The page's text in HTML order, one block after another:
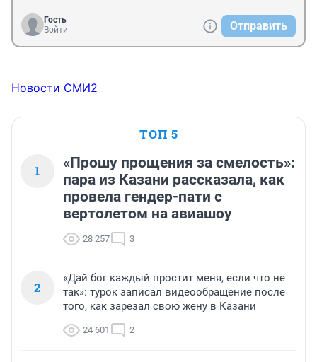
Гость
Войти
Отправить
Новости СМИ2
ТОП 5
1
«Прошу прощения за смелость»:
пара из Казани рассказала, как
провела гендер-пати с
вертолетом на авиашоу
28 257 3
2
«Дай бог каждый простит меня, если что не
так»: турок записал видеообращение после
того, как зарезал свою жену в Казани
24 601 2